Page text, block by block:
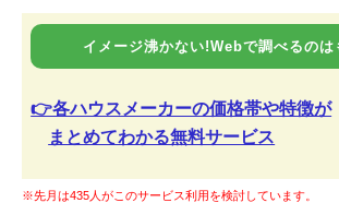
イメージ沸かない!Webで調べるのは
👉各ハウスメーカーの価格帯や特徴が
まとめてわかる無料サービス
※先月は435人がこのサービス利用を検討しています。